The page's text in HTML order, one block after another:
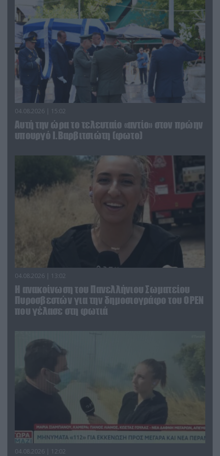
04.08.2026 | 15:02
Αυτή την ώρα το τελευταίο «αντίο» στον πρώην
υπουργό Ι.Βαρβιτσιώτη (φωτο)
04.08.2026 | 13:02
Η ανακοίνωση του Πανελλήνιου Σωματείου
Πυροσβεστών για την δημοσιογράφο του OPEN
που γέλασε στη φωτιά
04.08.2026 | 12:02